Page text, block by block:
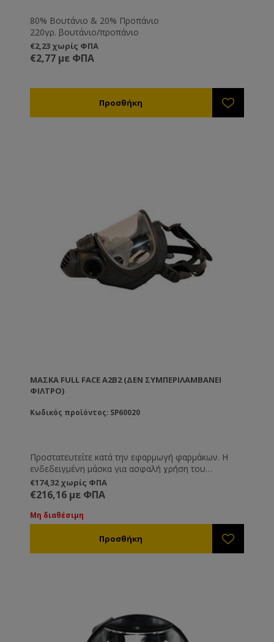
80% Βουτάνιο & 20% Προπάνιο
220γρ. βουτάνιο/προπάνιο
€2,23 χωρίς ΦΠΑ
€2,77 με ΦΠΑ
ΜΆΣΚΑ FULL FACE A2B2 (ΔΕΝ ΣΥΜΠΕΡΙΛΑΜΒΆΝΕΙ
ΦΊΛΤΡΟ)
Κωδικός προϊόντος: SP60020
Προστατευτείτε κατά την εφαρμωγή φαρμάκων. Η
ενδεδειγμένη μάσκα για ασφαλή χρήση του
ομιχλοποιητή, αλλά και για οποιαδήποτε εφαρμογή
χημικών ή φυτοφαρμάκων που απαιτεί χρήση
φίλτρου Α2Β2.
€174,32 χωρίς ΦΠΑ
€216,16 με ΦΠΑ
Μη διαθέσιμη